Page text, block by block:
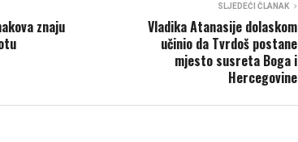
znaju
SLJEDEĆI ČLANAK
Vladika Atanasije dolaskom
učinio da Tvrdoš postane
mjesto susreta Boga i
Hercegovine